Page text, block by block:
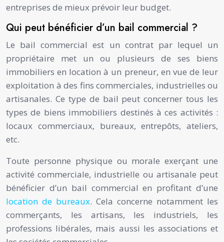
entreprises de mieux prévoir leur budget.
Qui peut bénéficier d’un bail commercial ?
Le bail commercial est un contrat par lequel un
propriétaire met un ou plusieurs de ses biens
immobiliers en location à un preneur, en vue de leur
exploitation à des fins commerciales, industrielles ou
artisanales. Ce type de bail peut concerner tous les
types de biens immobiliers destinés à ces activités :
locaux commerciaux, bureaux, entrepôts, ateliers,
etc.
Toute personne physique ou morale exerçant une
activité commerciale, industrielle ou artisanale peut
bénéficier d’un bail commercial en profitant d’une
location de bureaux. Cela concerne notamment les
commerçants, les artisans, les industriels, les
professions libérales, mais aussi les associations et